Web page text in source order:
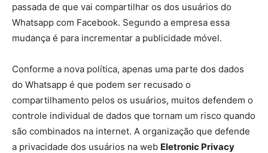
passada de que vai compartilhar os dos usuários do
Whatsapp com Facebook. Segundo a empresa essa
mudança é para incrementar a publicidade móvel.
Conforme a nova política, apenas uma parte dos dados
do Whatsapp é que podem ser recusado o
compartilhamento pelos os usuários, muitos defendem o
controle individual de dados que tornam um risco quando
são combinados na internet. A organização que defende
a privacidade dos usuários na web Eletronic Privacy